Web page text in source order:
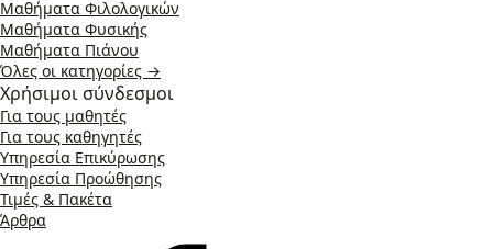
Μαθήματα Φιλολογικών
Μαθήματα Φυσικής
Μαθήματα Πιάνου
Όλες οι κατηγορίες →
Χρήσιμοι σύνδεσμοι
Για τους μαθητές
Για τους καθηγητές
Υπηρεσία Επικύρωσης
Υπηρεσία Προώθησης
Τιμές & Πακέτα
Άρθρα